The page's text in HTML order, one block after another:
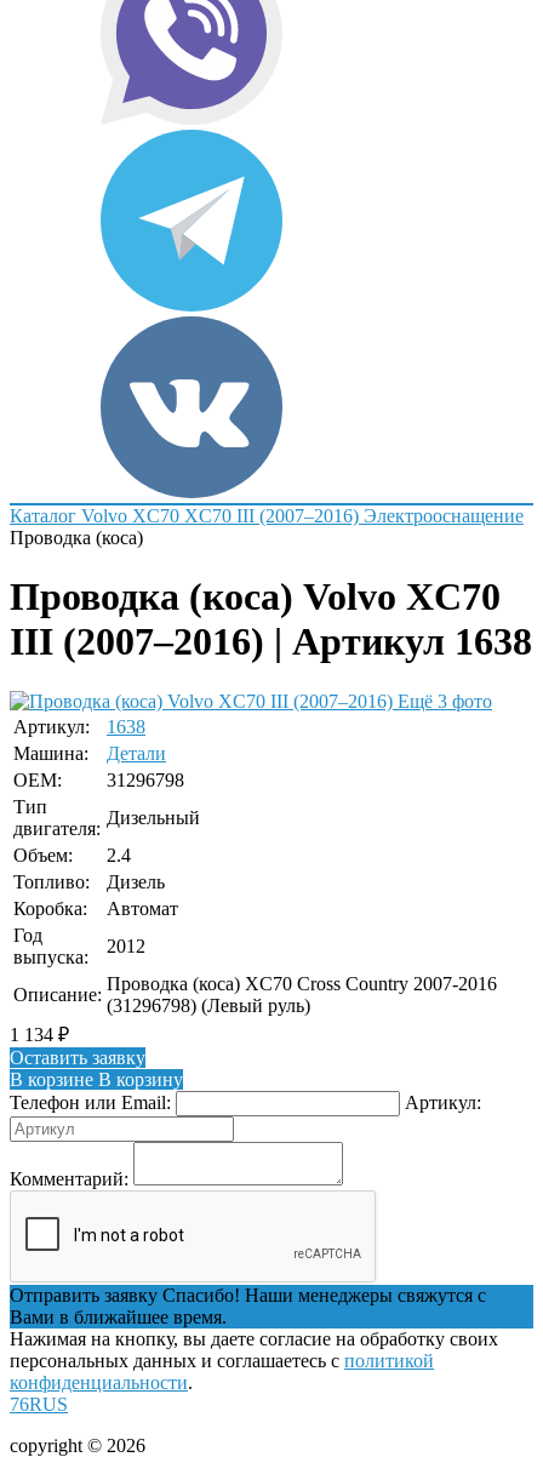
Каталог Volvo XC70 XC70 III (2007–2016) Электрооснащение
Проводка (коса)
Проводка (коса) Volvo XC70
III (2007–2016) | Артикул 1638
Ещё 3 фото
Артикул:
1638
Машина:
Детали
OEM:
31296798
Тип
двигателя:
Дизельный
Объем:
2.4
Топливо:
Дизель
Коробка:
Автомат
Год
выпуска:
2012
Описание:
Проводка (коса) XC70 Cross Country 2007-2016
(31296798) (Левый руль)
1 134 ₽
Оставить заявку
В корзине В корзину
Телефон или Email:
Артикул:
Комментарий:
Отправить заявку Спасибо! Наши менеджеры свяжутся с
Вами в ближайшее время.
Нажимая на кнопку, вы даете согласие на обработку своих
персональных данных и соглашаетесь с политикой
конфиденциальности.
76RUS
copyright © 2026